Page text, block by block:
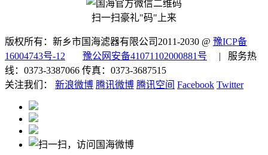
扫一扫豪礼"码"上来
版权所有：新乡市国海滤器有限公司2011-2030 @ 豫ICP备
16004743号-12
豫公网安备41071102000881号
| 服务热
线：0373-3387066 传真：0373-3687515
关注我们：
新浪微博 腾讯微博 腾讯空间 Facebook Twitter